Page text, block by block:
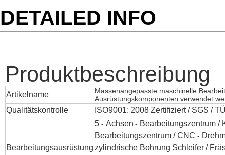
DETAILED INFO
Produktbeschreibung
Artikelname
Massenangepasste maschinelle
Ausrüstungskomponenten verwendet
Qualitätskontrolle ISO9001: 2008 Zertifiziert / SGS /
Bearbeitungsausrüstung
5 - Achsen - Bearbeitungszentrum /
Bearbeitungszentrum / CNC -
zylindrische Bohrung Schleifer /